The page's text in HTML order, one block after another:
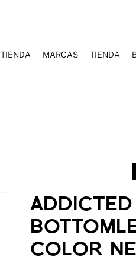
COLOR
TIENDA MARCAS TIENDA